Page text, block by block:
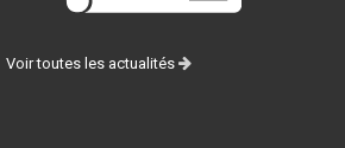
Voir toutes les actualités